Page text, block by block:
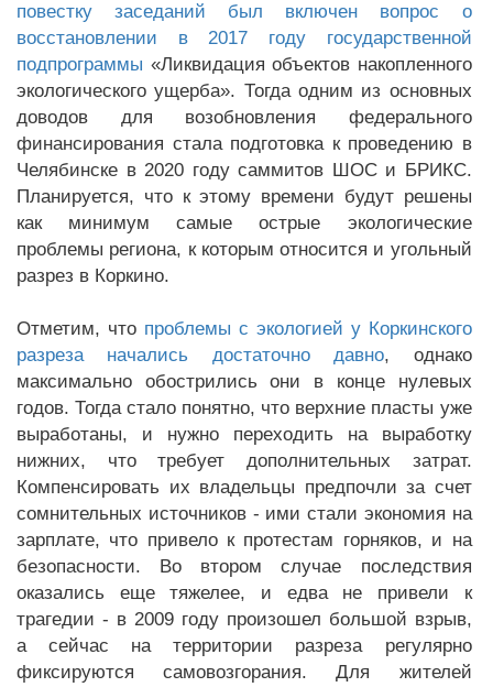
повестку заседаний был включен вопрос о
восстановлении в 2017 году государственной
подпрограммы «Ликвидация объектов накопленного
экологического ущерба». Тогда одним из основных
доводов для возобновления федерального
финансирования стала подготовка к проведению в
Челябинске в 2020 году саммитов ШОС и БРИКС.
Планируется, что к этому времени будут решены
как минимум самые острые экологические
проблемы региона, к которым относится и угольный
разрез в Коркино.
Отметим, что проблемы с экологией у Коркинского
разреза начались достаточно давно, однако
максимально обострились они в конце нулевых
годов. Тогда стало понятно, что верхние пласты уже
выработаны, и нужно переходить на выработку
нижних, что требует дополнительных затрат.
Компенсировать их владельцы предпочли за счет
сомнительных источников - ими стали экономия на
зарплате, что привело к протестам горняков, и на
безопасности. Во втором случае последствия
оказались еще тяжелее, и едва не привели к
трагедии - в 2009 году произошел большой взрыв,
а сейчас на территории разреза регулярно
фиксируются самовозгорания. Для жителей